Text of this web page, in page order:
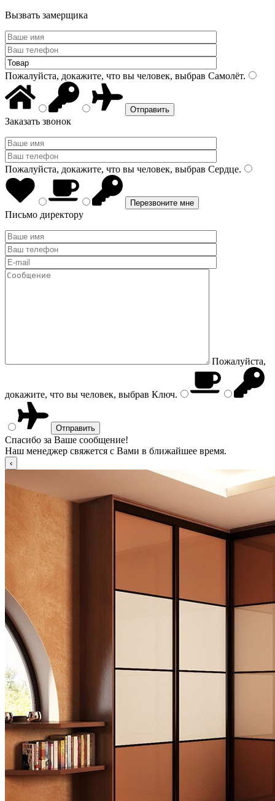
Вызвать замерщика
Пожалуйста, докажите, что вы человек, выбрав Самолёт.
Заказать звонок
Пожалуйста, докажите, что вы человек, выбрав Сердце.
Письмо директору
Пожалуйста,
докажите, что вы человек, выбрав Ключ.
Спасибо за Ваше сообщение!
Наш менеджер свяжется с Вами в ближайшее время.